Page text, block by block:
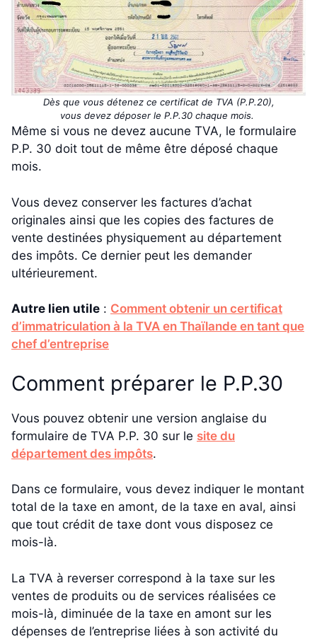
Dès que vous détenez ce certificat de TVA (P.P.20),
vous devez déposer le P.P.30 chaque mois.
Même si vous ne devez aucune TVA, le formulaire
P.P. 30 doit tout de même être déposé chaque
mois.
Vous devez conserver les factures d’achat
originales ainsi que les copies des factures de
vente destinées physiquement au département
des impôts. Ce dernier peut les demander
ultérieurement.
Autre lien utile : Comment obtenir un certificat
d’immatriculation à la TVA en Thaïlande en tant que
chef d’entreprise
Comment préparer le P.P.30
Vous pouvez obtenir une version anglaise du
formulaire de TVA P.P. 30 sur le site du
département des impôts.
Dans ce formulaire, vous devez indiquer le montant
total de la taxe en amont, de la taxe en aval, ainsi
que tout crédit de taxe dont vous disposez ce
mois-là.
La TVA à reverser correspond à la taxe sur les
ventes de produits ou de services réalisées ce
mois-là, diminuée de la taxe en amont sur les
dépenses de l’entreprise liées à son activité du